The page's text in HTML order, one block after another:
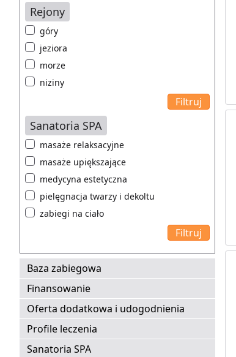
Rejony
góry
jeziora
morze
niziny
Sanatoria SPA
masaże relaksacyjne
masaże upiększające
medycyna estetyczna
pielęgnacja twarzy i dekoltu
zabiegi na ciało
Baza zabiegowa
Finansowanie
Oferta dodatkowa i udogodnienia
Profile leczenia
Sanatoria SPA